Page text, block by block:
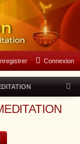
Connexion